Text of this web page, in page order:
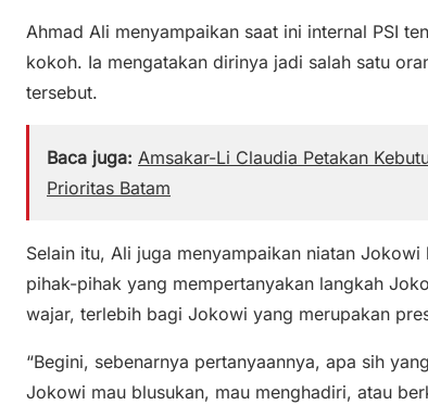
Ahmad Ali menyampaikan saat ini internal PSI
kokoh. Ia mengatakan dirinya jadi salah satu
tersebut.
Baca juga: Amsakar-Li Claudia Petakan
Prioritas Batam
Selain itu, Ali juga menyampaikan niatan
pihak-pihak yang mempertanyakan langkah
wajar, terlebih bagi Jokowi yang merupakan
“Begini, sebenarnya pertanyaannya, apa sih
Jokowi mau blusukan, mau menghadiri, atau